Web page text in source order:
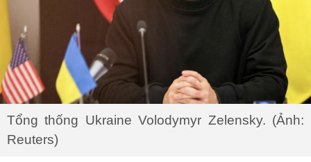
Tổng thống Ukraine Volodymyr Zelensky. (Ảnh:
Reuters)